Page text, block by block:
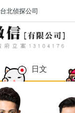
日文
台北侦探公司